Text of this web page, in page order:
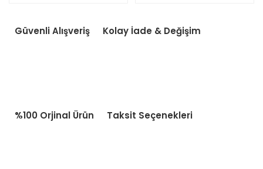
Güvenli Alışveriş Kolay İade & Değişim
%100 Orjinal Ürün Taksit Seçenekleri